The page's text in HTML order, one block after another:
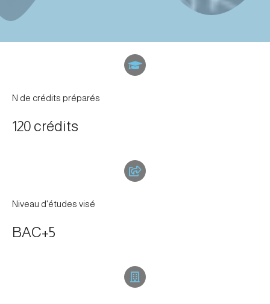
N de crédits préparés
120 crédits
Niveau d'études visé
BAC+5